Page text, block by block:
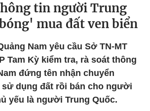
tin người Trung
mua đất ven biển
Nam yêu cầu Sở TN-MT
Tam Kỳ kiểm tra, rà soát thông
đứng tên nhận chuyển
dụng đất rồi bán cho người
yếu là người Trung Quốc.